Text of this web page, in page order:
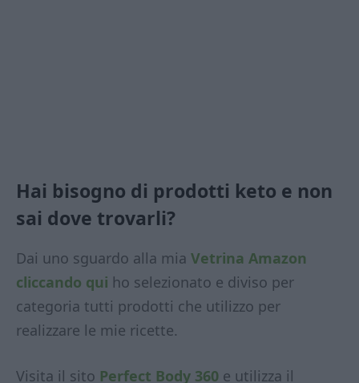
Hai bisogno di prodotti keto e non
sai dove trovarli?
Dai uno sguardo alla mia Vetrina Amazon
cliccando qui ho selezionato e diviso per
categoria tutti prodotti che utilizzo per
realizzare le mie ricette.
Visita il sito Perfect Body 360 e utilizza il